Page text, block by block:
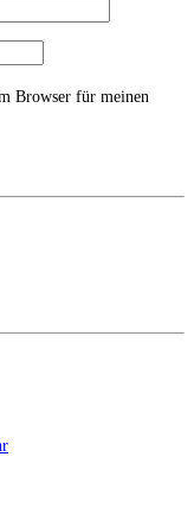
Browser für meinen